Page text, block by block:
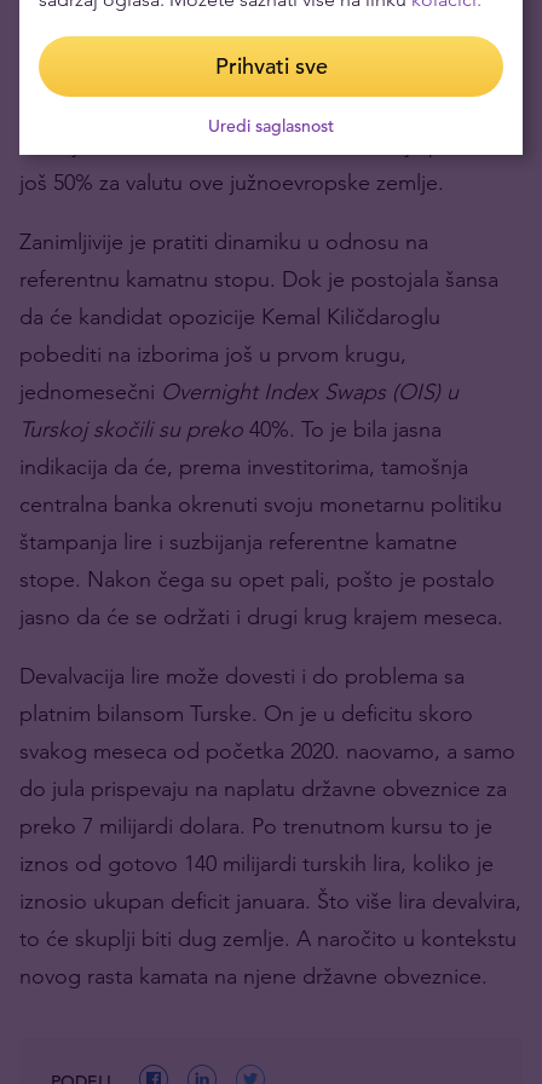
tržištima, turska lira nastaviti da gubi kupovnu moć.
Prema podacima o forvard ugovorima, koje navodi
dana jedan dolar vredeti kao 29 lira, što je pad od
još 50% za valutu ove južnoevropske zemlje.
Zanimljivije je pratiti dinamiku u odnosu na
referentnu kamatnu stopu. Dok je postojala šansa
da će kandidat opozicije Kemal Kiličdaroglu
pobediti na izborima još u prvom krugu,
jednomesečni Overnight Index Swaps (OIS) u
Turskoj skočili su preko 40%. To je bila jasna
indikacija da će, prema investitorima, tamošnja
centralna banka okrenuti svoju monetarnu politiku
štampanja lire i suzbijanja referentne kamatne
stope. Nakon čega su opet pali, pošto je postalo
jasno da će se održati i drugi krug krajem meseca.
Devalvacija lire može dovesti i do problema sa
platnim bilansom Turske. On je u deficitu skoro
svakog meseca od početka 2020. naovamo, a samo
do jula prispevaju na naplatu državne obveznice za
preko 7 milijardi dolara. Po trenutnom kursu to je
iznos od gotovo 140 milijardi turskih lira, koliko je
iznosio ukupan deficit januara. Što više lira devalvira,
to će skuplji biti dug zemlje. A naročito u kontekstu
novog rasta kamata na njene državne obveznice.
Prihvati sve
Uredi saglasnost